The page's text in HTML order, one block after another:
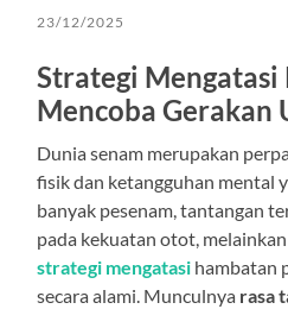
23/12/2025
Strategi Mengatasi
Mencoba Gerakan
Dunia senam merupakan
fisik dan ketangguhan mental
banyak pesenam, tantangan
pada kekuatan otot,
strategi mengatasi hambatan
secara alami. Munculnya rasa